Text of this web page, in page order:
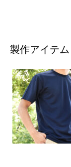
製作アイテム